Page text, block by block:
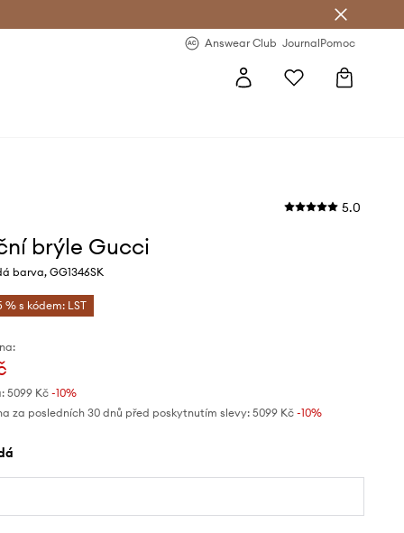
Answear Club JournalPomoc
5.0
brýle Gucci
barva, GG1346SK
% s kódem: LST
5099 Kč-10%
za posledních 30 dnů před poskytnutím slevy: 5099 Kč -10%